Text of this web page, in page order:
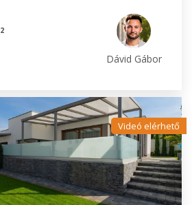
2
Dávid Gábor
Videó elérhető